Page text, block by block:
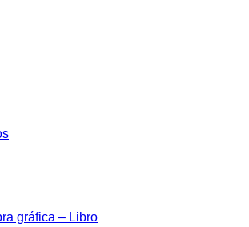
gráfica – Libro